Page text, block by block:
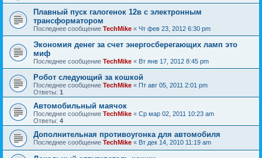
Плавный пуск галогенок 12в с электронным
трансформатором
Последнее сообщение TechMike « Чт фев 23, 2012 6:30 pm
Экономия денег за счет энергосберегающих ламп это
миф
Последнее сообщение TechMike « Вт янв 17, 2012 8:45 pm
Робот следующий за кошкой
Последнее сообщение TechMike « Пт авг 05, 2011 2:01 pm
Ответы: 1
Автомобильный маячок
Последнее сообщение TechMike « Ср мар 02, 2011 10:23 am
Ответы: 4
Дополнительная противоугонка для автомобиля
Последнее сообщение TechMike « Вт дек 14, 2010 11:19 am